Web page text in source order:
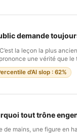
demande
la leçon la plus
une vérité que le
ce silence se
une personne vivante
d'AI slop : 62%
tout trône
de mains, une figure en